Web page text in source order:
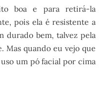
boa e para retirá-la
pois ela é resistente a
durado bem, talvez pela
Mas quando eu vejo que
um pó facial por cima